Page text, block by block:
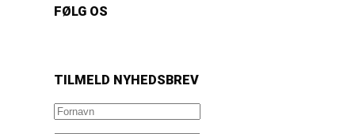
FØLG OS
TILMELD NYHEDSBREV